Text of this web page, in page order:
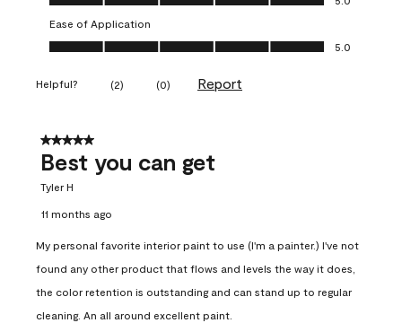
Ease of Application
Ease of Application, 5.0 out of 5
5.0
Helpful? (2) (0) Report
5 out of 5 stars.
Best you can get
Tyler H
11 months ago
My personal favorite interior paint to use (I'm a painter.) I've not
found any other product that flows and levels the way it does,
the color retention is outstanding and can stand up to regular
cleaning. An all around excellent paint.